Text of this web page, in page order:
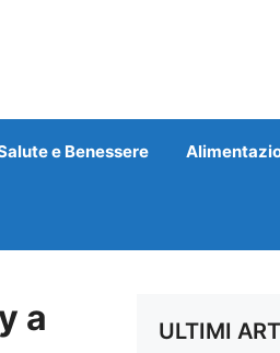
e Benessere
a
ULTIMI